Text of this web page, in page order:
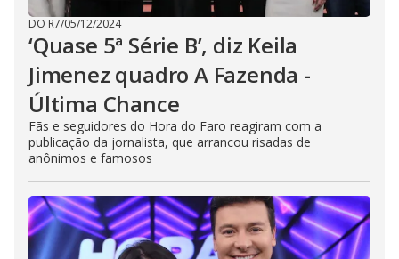
DO R7/05/12/2024
‘Quase 5ª Série B’, diz Keila
Jimenez quadro A Fazenda -
Última Chance
Fãs e seguidores do Hora do Faro reagiram com a
publicação da jornalista, que arrancou risadas de
anônimos e famosos